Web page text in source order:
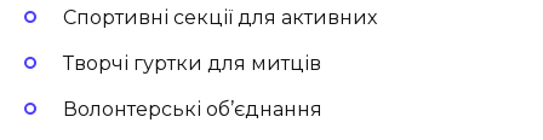
Спортивні секції для активних
Творчі гуртки для митців
Волонтерські об’єднання